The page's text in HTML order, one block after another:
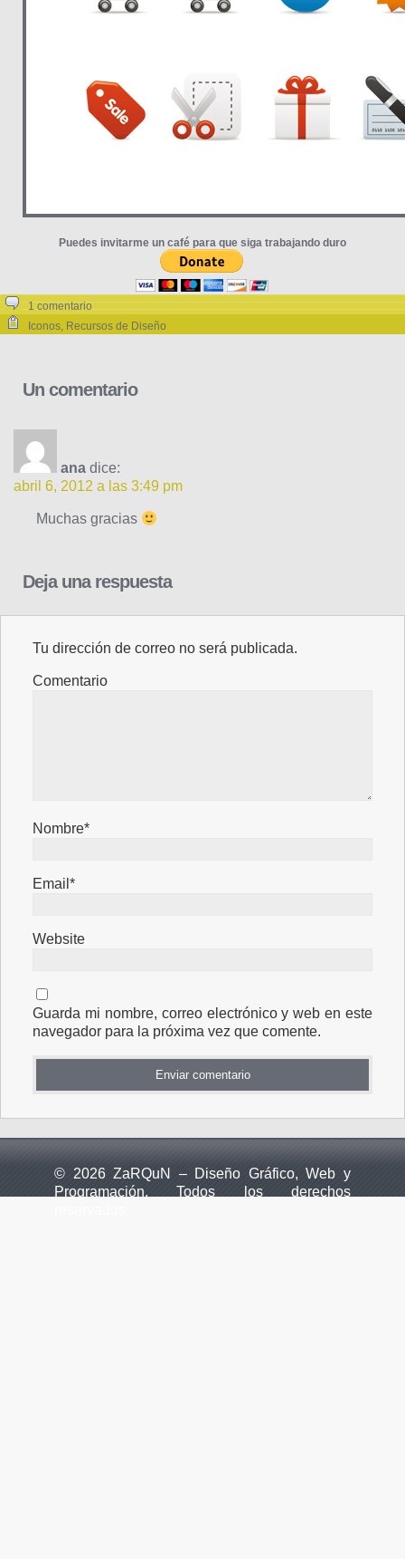
Puedes invitarme un café para que siga trabajando duro
1 comentario
Iconos, Recursos de Diseño
Un comentario
ana dice:
abril 6, 2012 a las 3:49 pm
Muchas gracias
Deja una respuesta
Tu dirección de correo no será publicada.
Comentario
Nombre*
Email*
Website
Guarda mi nombre, correo electrónico y web en este
navegador para la próxima vez que comente.
© 2026 ZaRQuN – Diseño Gráfico, Web y
Programación. Todos los derechos